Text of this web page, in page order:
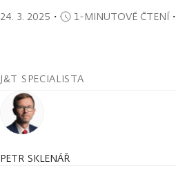
24. 3. 2025 ・ 1-MINUTOVÉ ČTENÍ・
J&T SPECIALISTA
PETR SKLENÁŘ